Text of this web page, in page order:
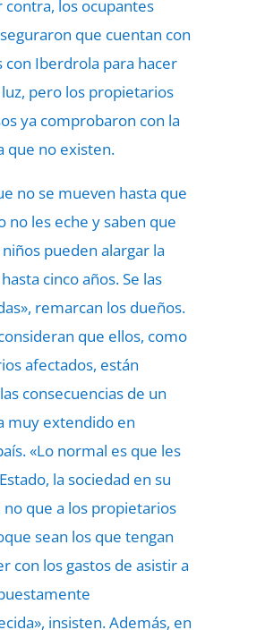
contra, los ocupantes
que cuentan con
con Iberdrola para hacer
pero los propietarios
ya comprobaron con la
que no existen.
no se mueven hasta que
no les eche y saben que
pueden alargar la
cinco años. Se las
remarcan los dueños.
que ellos, como
afectados, están
consecuencias de un
muy extendido en
«Lo normal es que les
la sociedad en su
no que a los propietarios
sean los que tengan
con los gastos de asistir a
insisten. Además, en